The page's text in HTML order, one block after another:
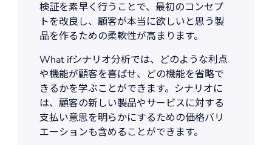
検証を素早く行うことで、最初のコンセプ
トを改良し、顧客が本当に欲しいと思う製
品を作るための柔軟性が高まります。
What ifシナリオ分析では、どのような利点
や機能が顧客を喜ばせ、どの機能を省略で
きるかを学ぶことができます。シナリオに
は、顧客の新しい製品やサービスに対する
支払い意思を明らかにするための価格バリ
エーションも含めることができます。